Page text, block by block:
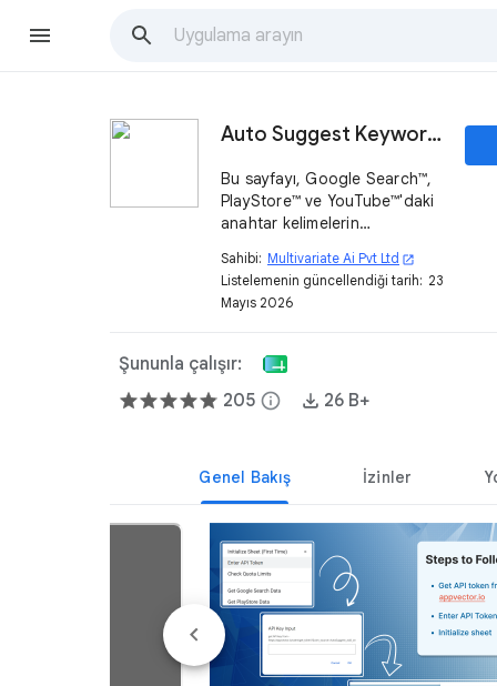
Auto Suggest Keyword Tool
Bu sayfayı, Google Search™,
PlayStore™ ve YouTube™'daki
anahtar kelimelerin
kullanın. Ayrıca, WordPress™
blog yazılarını da edinin.
Sahibi: Multivariate Ai Pvt Ltd open_in_new
Listelemenin güncellendiği tarih: 23
Mayıs 2026
Şununla çalışır:
205 info 26 B+
Genel Bakış İzinler